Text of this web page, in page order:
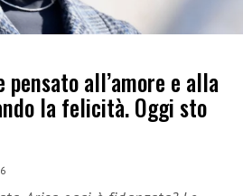
pensato all’amore e alla
la felicità. Oggi sto